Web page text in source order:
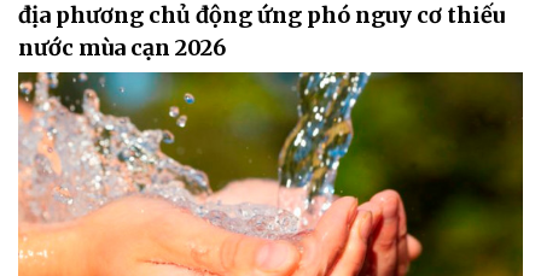
địa phương chủ động ứng phó nguy cơ thiếu
nước mùa cạn 2026